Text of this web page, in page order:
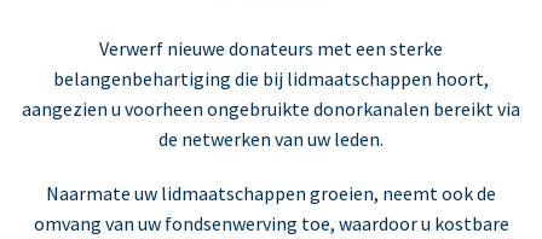
Verwerf nieuwe donateurs met een sterke
belangenbehartiging die bij lidmaatschappen hoort,
aangezien u voorheen ongebruikte donorkanalen bereikt via
de netwerken van uw leden.
Naarmate uw lidmaatschappen groeien, neemt ook de
omvang van uw fondsenwerving toe, waardoor u kostbare